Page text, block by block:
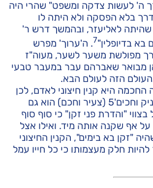
ה' לעשות צדקה ומשפט" שהרי היה
בלא הפסקה ולא היתה לו
לאליעזר, ובהמשך דרש ר'
בדיופלין"7. ה'ערוך' מפרש
דרך מפולשת משער לשער, מעוה"ז
מבואר שאברהם עבר במעבר טבעי
הזה לעולם הבא.
החכמה היא קנין חיצוני לאדם, לכן
פסקו ש'אפילו יניק וחכים'5 (צעיר וחכם) הוא גם
"והדרת פני זקן" כי סוף סוף
אף שקנה אותה מיד. ואילו אצל
"זקן בא בימים", הקנין החיצוני
חלק מעצמותו כי כל חייו עמל